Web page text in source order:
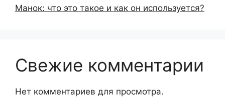
Манок: что это такое и как он используется?
Свежие комментарии
Нет комментариев для просмотра.